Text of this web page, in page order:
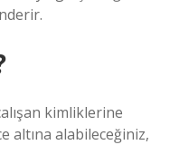
kimliklerine
altına alabileceğiniz,